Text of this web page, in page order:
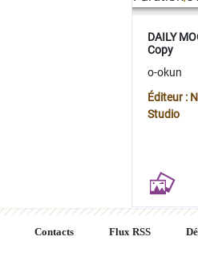
DAILY
Copy
o-okun
Éditeur :
Studio
Contacts Flux RSS